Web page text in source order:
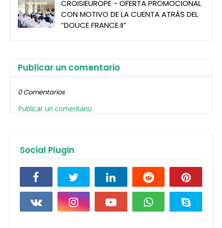
CROISIEUROPE - OFERTA PROMOCIONAL
CON MOTIVO DE LA CUENTA ATRÁS DEL
“DOUCE FRANCE II”
Publicar un comentario
0 Comentarios
Publicar un comentario
Social Plugin